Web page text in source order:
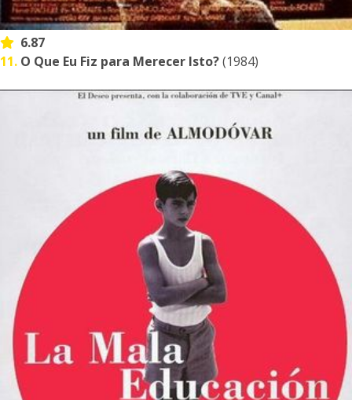
6.87
11. O Que Eu Fiz para Merecer Isto?(1984)